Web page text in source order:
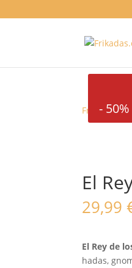
Frikadas/
El
29,99
El Rey de
hadas,
- 50%